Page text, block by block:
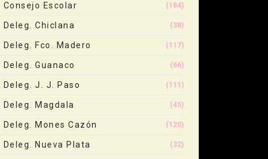
Consejo Escolar (184)
Deleg. Chiclana (38)
Deleg. Fco. Madero (117)
Deleg. Guanaco (66)
Deleg. J. J. Paso (111)
Deleg. Magdala (45)
Deleg. Mones Cazón (120)
Deleg. Nueva Plata (32)